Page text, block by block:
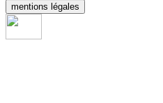
mentions légales